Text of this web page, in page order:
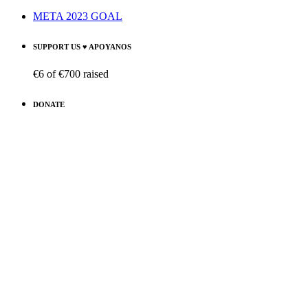
META 2023 GOAL
SUPPORT US ♥ APOYANOS
€6 of€700 raised
DONATE